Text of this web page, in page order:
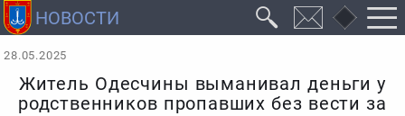
28.05.2025
Житель Одесчины выманивал деньги у
родственников пропавших без вести за